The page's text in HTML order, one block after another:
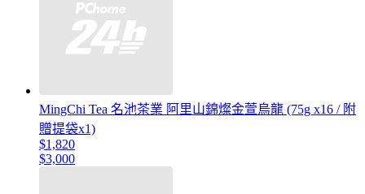
MingChi Tea 名池茶業 阿里山錦燦金萱烏龍 (75g x16 / 附
贈提袋x1)
$1,820
$3,000